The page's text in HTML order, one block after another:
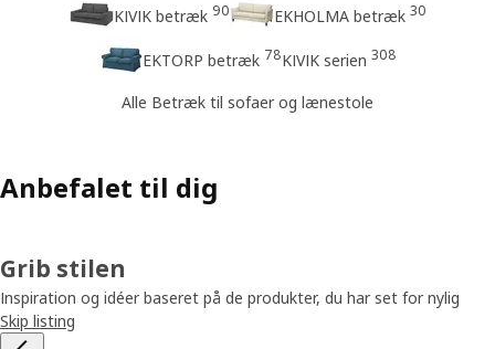
KIVIK betræk 90 EKHOLMA betræk 30
EKTORP betræk 78KIVIK serien 308
Alle Betræk til sofaer og lænestole
Anbefalet til dig
Grib stilen
Inspiration og idéer baseret på de produkter, du har set for nylig
Skip listing